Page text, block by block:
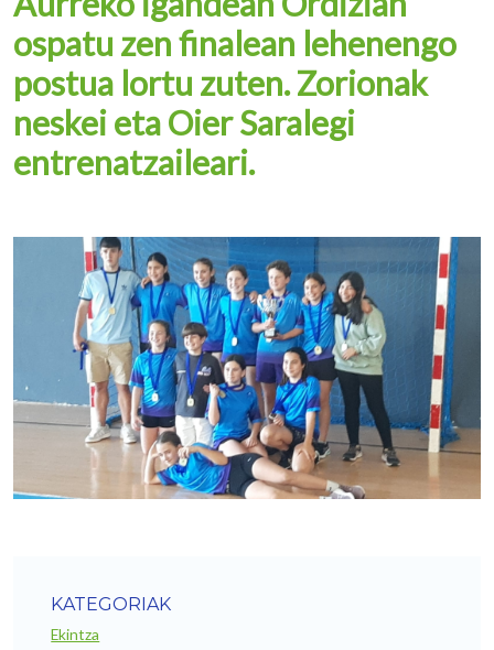
ospatu zen finalean lehenengo
postua lortu zuten. Zorionak
neskei eta Oier Saralegi
entrenatzaileari.
KATEGORIAK
Ekintza